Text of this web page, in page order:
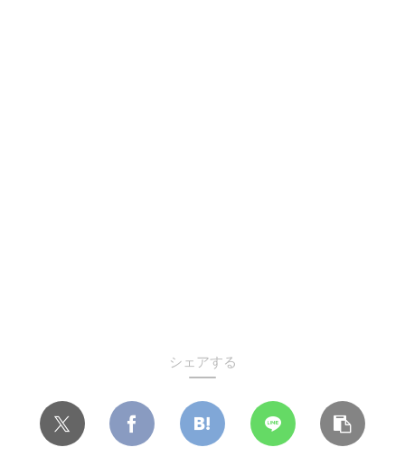
シェアする